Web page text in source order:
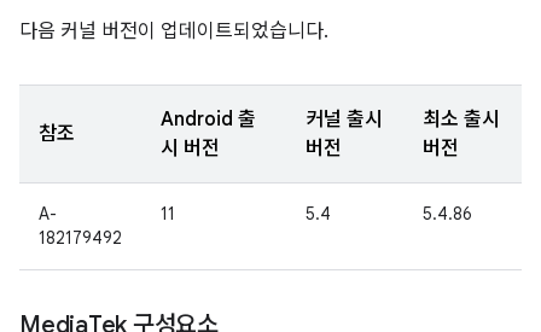
다음 커널 버전이 업데이트되었습니다.
참조
Android 출
시 버전
커널 출시
버전
최소 출시
버전
A-
182179492
11 5.4 5.4.86
MediaTek 구성요소